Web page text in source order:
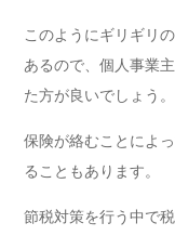
このようにギリギリ
あるので、個人事業
た方が良いでしょう。
保険が絡むことによ
ることもあります。
節税対策を行う中で